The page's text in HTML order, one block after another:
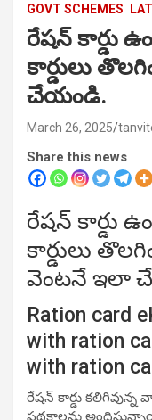
GOVT SCHEMES
రేషన్ కార్డు
కార్డులు
చేయండి.
March 26, 2025
Share this news
రేషన్ కార్డు
కార్డులు
వెంటనే ఇలా
Ration card
with ration
with ration
రేషన్ కార్డు కలిగివున్న
పథకాలను